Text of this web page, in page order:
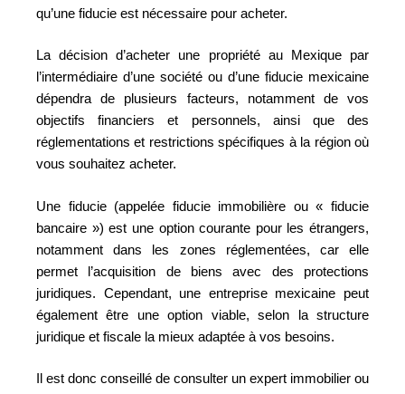
qu’une fiducie est nécessaire pour acheter.
La décision d’acheter une propriété au Mexique par
l’intermédiaire d’une société ou d’une fiducie mexicaine
dépendra de plusieurs facteurs, notamment de vos
objectifs financiers et personnels, ainsi que des
réglementations et restrictions spécifiques à la région où
vous souhaitez acheter.
Une fiducie (appelée fiducie immobilière ou « fiducie
bancaire ») est une option courante pour les étrangers,
notamment dans les zones réglementées, car elle
permet l’acquisition de biens avec des protections
juridiques. Cependant, une entreprise mexicaine peut
également être une option viable, selon la structure
juridique et fiscale la mieux adaptée à vos besoins.
Il est donc conseillé de consulter un expert immobilier ou